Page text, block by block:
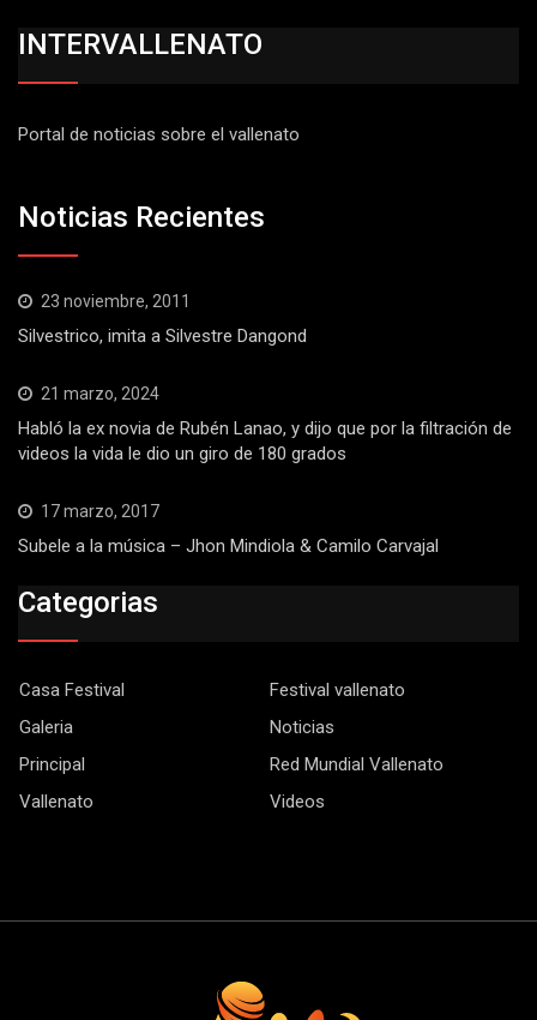
INTERVALLENATO
Portal de noticias sobre el vallenato
Noticias Recientes
23 noviembre, 2011
Silvestrico, imita a Silvestre Dangond
21 marzo, 2024
Habló la ex novia de Rubén Lanao, y dijo que por la filtración de
videos la vida le dio un giro de 180 grados
17 marzo, 2017
Subele a la música – Jhon Mindiola & Camilo Carvajal
Categorias
Casa Festival
Festival vallenato
Galeria
Noticias
Principal
Red Mundial Vallenato
Vallenato
Videos